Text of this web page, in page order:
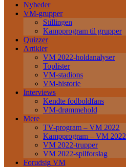
Nyheder
VM-grupper
Stillingen
Kampprogram til grupper
Quizzer
Artikler
VM 2022-holdanalyser
Toplister
VM-stadions
VM-historie
Interviews
Kendte fodboldfans
VM-drømmehold
Mere
TV-program – VM 2022
Kampprogram – VM 2022
VM 2022-trupper
VM 2022-spilforslag
Forudsig VM